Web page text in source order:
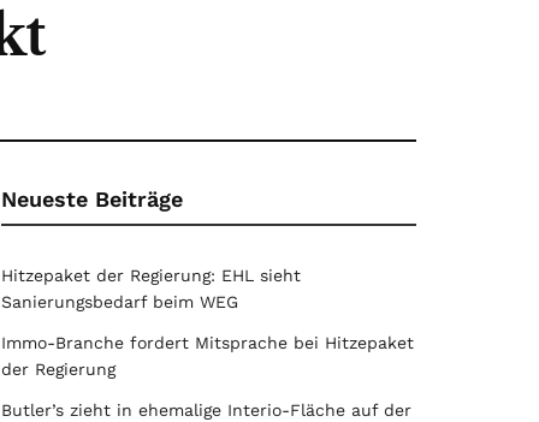
Neueste Beiträge
Hitzepaket der Regierung: EHL sieht
Sanierungsbedarf beim WEG
Immo-Branche fordert Mitsprache bei Hitzepaket
der Regierung
Butler’s zieht in ehemalige Interio-Fläche auf der